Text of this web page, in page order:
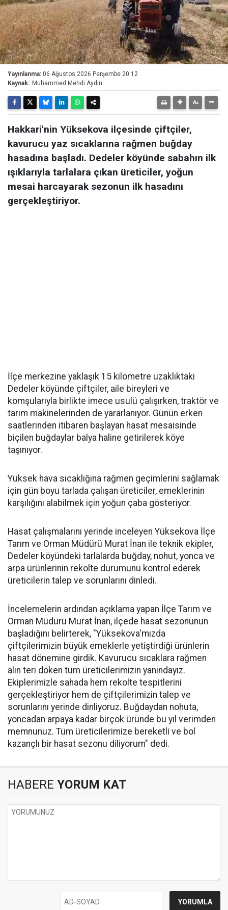
Yayınlanma: 06 Ağustos 2026 Perşembe 20:12
Kaynak: Muhammed Mehdi Aydın
Hakkari'nin Yüksekova ilçesinde çiftçiler,
kavurucu yaz sıcaklarına rağmen buğday
hasadına başladı. Dedeler köyünde sabahın ilk
ışıklarıyla tarlalara çıkan üreticiler, yoğun
mesai harcayarak sezonun ilk hasadını
gerçekleştiriyor.
İlçe merkezine yaklaşık 15 kilometre uzaklıktaki
Dedeler köyünde çiftçiler, aile bireyleri ve
komşularıyla birlikte imece usulü çalışırken, traktör ve
tarım makinelerinden de yararlanıyor. Günün erken
saatlerinden itibaren başlayan hasat mesaisinde
biçilen buğdaylar balya haline getirilerek köye
taşınıyor.
Yüksek hava sıcaklığına rağmen geçimlerini sağlamak
için gün boyu tarlada çalışan üreticiler, emeklerinin
karşılığını alabilmek için yoğun çaba gösteriyor.
Hasat çalışmalarını yerinde inceleyen Yüksekova İlçe
Tarım ve Orman Müdürü Murat İnan ile teknik ekipler,
Dedeler köyündeki tarlalarda buğday, nohut, yonca ve
arpa ürünlerinin rekolte durumunu kontrol ederek
üreticilerin talep ve sorunlarını dinledi.
İncelemelerin ardından açıklama yapan İlçe Tarım ve
Orman Müdürü Murat İnan, ilçede hasat sezonunun
başladığını belirterek, "Yüksekova'mızda
çiftçilerimizin büyük emeklerle yetiştirdiği ürünlerin
hasat dönemine girdik. Kavurucu sıcaklara rağmen
alın teri döken tüm üreticilerimizin yanındayız.
Ekiplerimizle sahada hem rekolte tespitlerini
gerçekleştiriyor hem de çiftçilerimizin talep ve
sorunlarını yerinde dinliyoruz. Buğdaydan nohuta,
yoncadan arpaya kadar birçok üründe bu yıl verimden
memnunuz. Tüm üreticilerimize bereketli ve bol
kazançlı bir hasat sezonu diliyorum" dedi.
HABERE YORUM KAT